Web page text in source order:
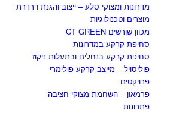
מדרונות ומצוקי סלע – ייצוב והגנת דרדרת
מוצרים וטכנולוגיות
מכוון שורשים CT GREEN
סחיפת קרקע במדרונות
סחיפת קרקע בנחלים ובתעלות ניקוז
פוליסויל – מייצב קרקע פולימרי
פרויקטים
פרמאון – השחמת מצוקי חציבה
פתרונות